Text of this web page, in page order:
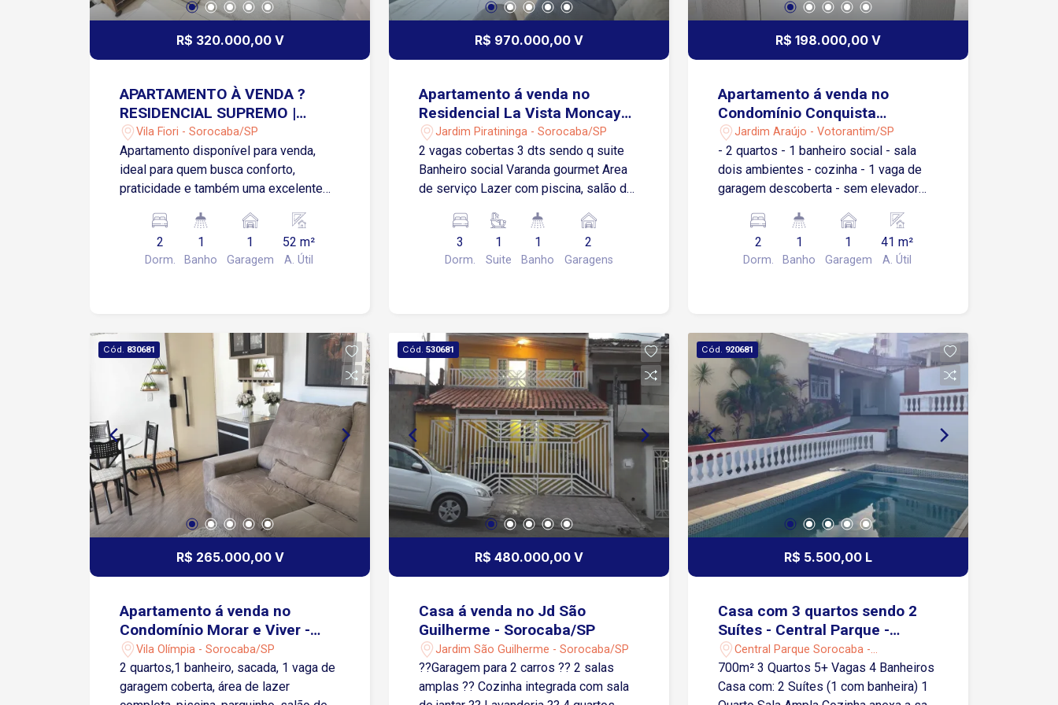
R$ 320.000,00 V
APARTAMENTO À VENDA ?
RESIDENCIAL SUPREMO |
SOROCABA/SP | VILA FIORE
Vila Fiori - Sorocaba/SP
Apartamento disponível para venda,
ideal para quem busca conforto,
praticidade e também uma excelente
Detalhes do imóvel: 2 Quartos (quarto
casal com armário planejado completo)
Sala aconchegante com painel
planejado e cabideiro 1 vaga de
garagem para carro e moto Condomínio
completo com lazer e segurança:
Churrasqueira Salão de festas
Playground Piscina adulto e infantil
Mercadinho Portaria 24h Segurança 24h
Excelente opção para morar ou investir
com segurança e comodidade!
2
Dorm.
1
Banho
1
Garagem
52 m²
A. Útil
R$ 970.000,00 V
Apartamento á venda no
Residencial La Vista Moncayo
- Sorocaba/SP
Jardim Piratininga - Sorocaba/SP
2 vagas cobertas 3 dts sendo q suite
Banheiro social Varanda gourmet Area
de serviço Lazer com piscina, salão de
3
Dorm.
1
Suite
1
Banho
2
Garagens
R$ 198.000,00 V
Apartamento á venda no
Condomínio Conquista
Votorantim
Jardim Araújo - Votorantim/SP
- 2 quartos - 1 banheiro social - sala
dois ambientes - cozinha - 1 vaga de
garagem descoberta - sem elevador
pequenos, portaria 24 horas.
2
Dorm.
1
Banho
1
Garagem
41 m²
A. Útil
Cód. 830681
R$ 265.000,00 V
Apartamento á venda no
Condomínio Morar e Viver -
Sorocaba/SP
Vila Olímpia - Sorocaba/SP
2 quartos,1 banheiro, sacada, 1 vaga de
garagem coberta, área de lazer
Cód. 530681
R$ 480.000,00 V
Casa á venda no Jd São
Guilherme - Sorocaba/SP
Jardim São Guilherme - Sorocaba/SP
??Garagem para 2 carros ?? 2 salas
amplas ?? Cozinha integrada com sala
Cód. 920681
R$ 5.500,00 L
Casa com 3 quartos sendo 2
Suítes - Central Parque -
Sorocaba/SP
Central Parque Sorocaba -
Sorocaba/SP
700m² 3 Quartos 5+ Vagas 4 Banheiros
Casa com: 2 Suítes (1 com banheira) 1